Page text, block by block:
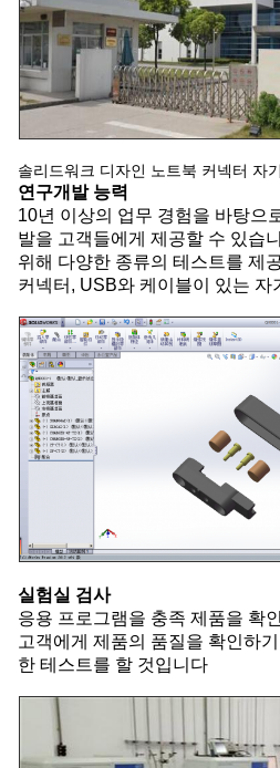
솔리드워크 디자인 노트북 커넥터 자
연구개발 능력
10년 이상의 업무 경험을 바탕으
발을 고객들에게 제공할 수 있습
위해 다양한 종류의 테스트를 제
커넥터, USB와 케이블이 있는 자
실험실 검사
응용 프로그램을 충족 제품을 확
고객에게 제품의 품질을 확인하
한 테스트를 할 것입니다